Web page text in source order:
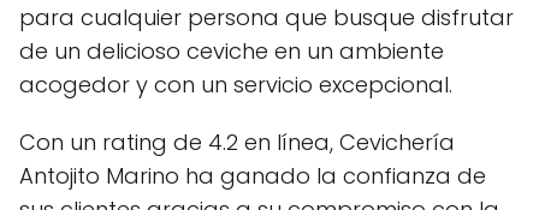
para cualquier persona que busque disfrutar
de un delicioso ceviche en un ambiente
acogedor y con un servicio excepcional.
Con un rating de 4.2 en línea, Cevichería
Antojito Marino ha ganado la confianza de